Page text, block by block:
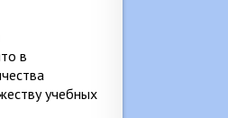
в
учебных